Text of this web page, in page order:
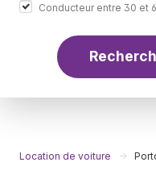
Conducteur entre 30 et
Location de voiture